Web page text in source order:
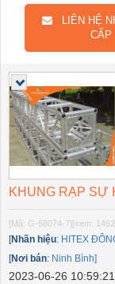
LIÊN HỆ
CẤP
KHUNG RẠP SỰ
[Mã: G-58074-7] [xem: 1462]
[Nhãn hiệu: HITEX
[Nơi bán: Ninh Bình]
2023-06-26